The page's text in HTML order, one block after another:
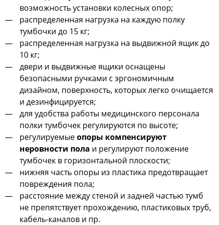
возможность установки колесных опор;
распределенная нагрузка на каждую полку
тумбочки до 15 кг;
распределенная нагрузка на выдвижной ящик до
10 кг;
двери и выдвижные ящики оснащены
безопасными ручками с эргономичным
дизайном, поверхность, которых легко очищается
и дезинфицируется;
для удобства работы медицинского персонала
полки тумбочек регулируются по высоте;
регулируемыеопоры компенсируют
неровности пола и регулируют положение
тумбочек в горизонтальной плоскости;
нижняя часть опоры из пластика предотвращает
повреждения пола;
расстояние между стеной и задней частью тумб
не препятствует прохождению, пластиковых труб,
кабель-каналов и пр.